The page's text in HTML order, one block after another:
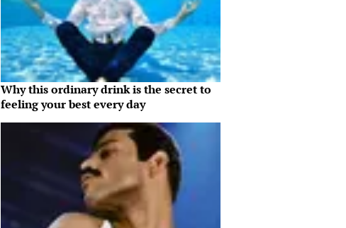
Why this ordinary drink is the secret to
feeling your best every day